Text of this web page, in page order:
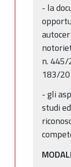
- la
n. 445/
183/
- gli
studi